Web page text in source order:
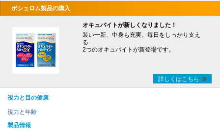
ボシュロム製品の購入
オキュバイトが新しくなりました！
装い一新、中身も充実。毎日をしっかり支え
る
2つのオキュバイトが新登場です。
詳しくはこちら
視力と目の健康
視力と年齢
製品情報